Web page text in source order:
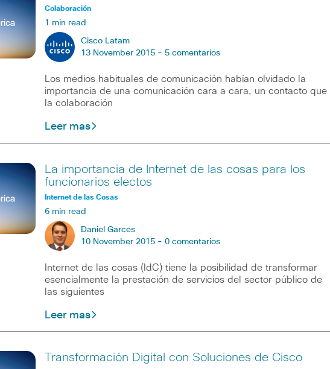
Colaboración
1 min read
Cisco Latam
13 November 2015 - 5 comentarios
Los medios habituales de comunicación habían olvidado la
importancia de una comunicación cara a cara, un contacto que
la colaboración
Leer mas
La importancia de Internet de las cosas para los
funcionarios electos
Internet de las Cosas
6 min read
Daniel Garces
10 November 2015 - 0 comentarios
Internet de las cosas (IdC) tiene la posibilidad de transformar
esencialmente la prestación de servicios del sector público de
las siguientes
Leer mas
Transformación Digital con Soluciones de Cisco